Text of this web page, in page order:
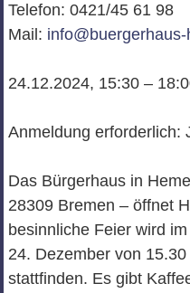
Telefon: 0421/45 61 98
Mail:
24.12.2024, 15:30 –
Anmeldung erforderlich:
Das Bürgerhaus in
28309 Bremen – öffnet
besinnliche Feier wird
24. Dezember von
stattfinden. Es gibt